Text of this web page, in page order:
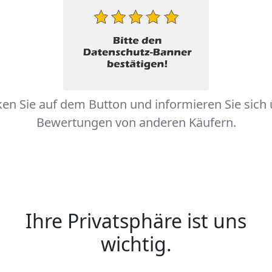
Sie auf dem Button und informieren Sie sich
Bewertungen von anderen Käufern.
Ihre Privatsphäre ist uns
wichtig.